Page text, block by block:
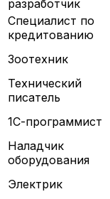
разработчик
Специалист по
кредитованию
Зоотехник
Технический
писатель
1С-программист
Наладчик
оборудования
Электрик